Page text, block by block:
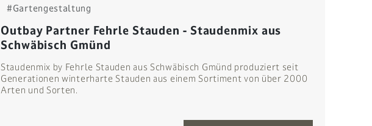
#Gartengestaltung
Outbay Partner Fehrle Stauden - Staudenmix aus
Schwäbisch Gmünd
Staudenmix by Fehrle Stauden aus Schwäbisch Gmünd produziert seit
Generationen winterharte Stauden aus einem Sortiment von über 2000
Arten und Sorten.